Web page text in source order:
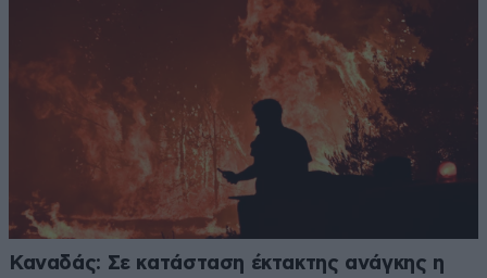
Καναδάς: Σε κατάσταση έκτακτης ανάγκης η